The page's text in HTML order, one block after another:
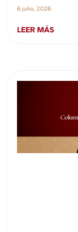
6 julio, 2026
LEER MÁS